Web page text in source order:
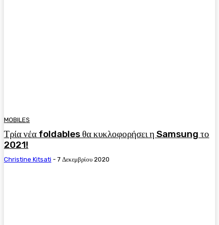
MOBILES
Τρία νέα foldables θα κυκλοφορήσει η Samsung το
2021!
Christine Kitsati - 7 Δεκεμβρίου 2020